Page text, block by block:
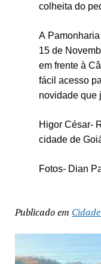
colheita do
A
15 de
em frente à
fácil acesso
novidade que
Higor César-
cidade de
Fotos- Dian
Publicado em